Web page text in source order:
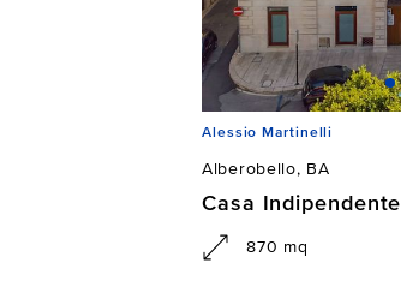
Alessio Martinelli
Alberobello, BA
Casa Indipendente
870 mq